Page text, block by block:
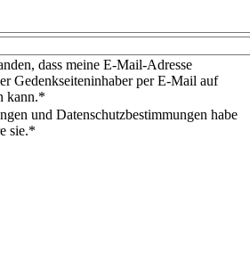
dass meine E-Mail-Adresse
Gedenkseiteninhaber per E-Mail auf
kann.
und Datenschutzbestimmungen habe
sie.